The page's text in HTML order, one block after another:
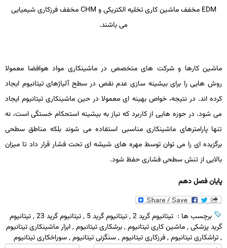
EDM مخفف ماشین ­کاری تخلیه الکتریکی و CHMمخفف فرزکاری شیمیایی
می­ باشند.
ماشین­ کارها و شرکت­ های متخصص در ماشین­کاری مواد هوافضا معمولا
روش­ هایی را برای بیشینه­ سازی عدم ­نقص در سطح آلیاژهای تیتانیوم ایجاد
کرده ­اند. در نتیجه، خواص بهینه ­ای معمولا در حین ماشین­کاری تیتانیوم ایجاد
می ­شود. در حوزه ­هایی از کاربرد که نیاز به بیشینه استحکام خستگی است، نه
تنها پارامترهای ماشین­کاری مناسبی استفاده می­ شوند بلکه مناطق سطحی
برگزیده­ ای را می­ توان توسط مهره­ های شیشه ­ای تحت فشار قرار داد تا میزان
بالایی از تنش­ سطحی فشاری حفظ شود.
پایان فصل دهم
برچسب ها : تیتانیوم گرید 2 ,تیتانیوم گرید 5 ,تیتانیوم گرید 23 ,تیتانیوم
گرید پزشکی,ماشین کاری تیتانیوم,برشکاری تیتانیوم,ابزار ماشینکاری تیتانیوم
,تراشکاری تیتانیوم,فرزکاری تیتانیوم,سنگزنی تیتانیوم,سوراخکاری تیتانیوم